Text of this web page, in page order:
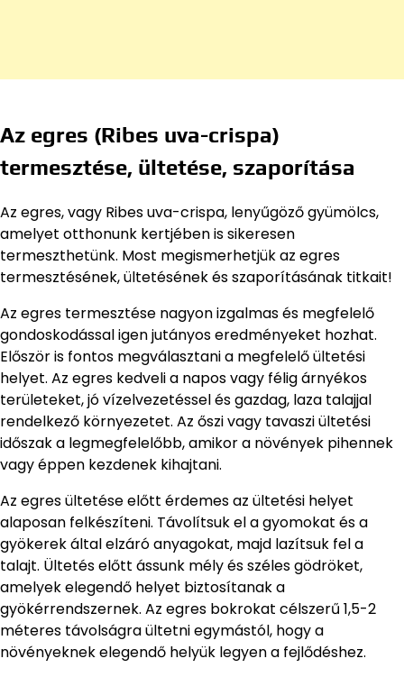
Az egres (Ribes uva-crispa)
termesztése, ültetése, szaporítása
Az egres, vagy Ribes uva-crispa, lenyűgöző gyümölcs,
amelyet otthonunk kertjében is sikeresen
termeszthetünk. Most megismerhetjük az egres
termesztésének, ültetésének és szaporításának titkait!
Az egres termesztése nagyon izgalmas és megfelelő
gondoskodással igen jutányos eredményeket hozhat.
Először is fontos megválasztani a megfelelő ültetési
helyet. Az egres kedveli a napos vagy félig árnyékos
területeket, jó vízelvezetéssel és gazdag, laza talajjal
rendelkező környezetet. Az őszi vagy tavaszi ültetési
időszak a legmegfelelőbb, amikor a növények pihennek
vagy éppen kezdenek kihajtani.
Az egres ültetése előtt érdemes az ültetési helyet
alaposan felkészíteni. Távolítsuk el a gyomokat és a
gyökerek által elzáró anyagokat, majd lazítsuk fel a
talajt. Ültetés előtt ássunk mély és széles gödröket,
amelyek elegendő helyet biztosítanak a
gyökérrendszernek. Az egres bokrokat célszerű 1,5-2
méteres távolságra ültetni egymástól, hogy a
növényeknek elegendő helyük legyen a fejlődéshez.